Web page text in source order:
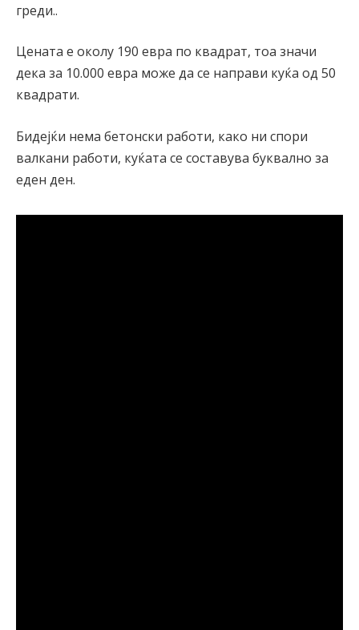
греди..
Цената е околу 190 евра по квадрат, тоа значи
дека за 10.000 евра може да се направи куќа од 50
квадрати.
Бидејќи нема бетонски работи, како ни спори
валкани работи, куќата се составува буквално за
еден ден.